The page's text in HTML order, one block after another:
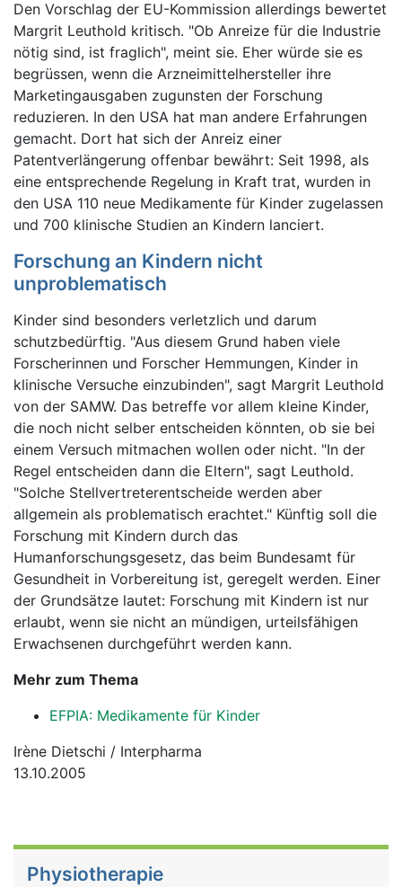
Den Vorschlag der EU-Kommission allerdings bewertet
Margrit Leuthold kritisch. "Ob Anreize für die Industrie
nötig sind, ist fraglich", meint sie. Eher würde sie es
begrüssen, wenn die Arzneimittelhersteller ihre
Marketingausgaben zugunsten der Forschung
reduzieren. In den USA hat man andere Erfahrungen
gemacht. Dort hat sich der Anreiz einer
Patentverlängerung offenbar bewährt: Seit 1998, als
eine entsprechende Regelung in Kraft trat, wurden in
den USA 110 neue Medikamente für Kinder zugelassen
und 700 klinische Studien an Kindern lanciert.
Forschung an Kindern nicht
unproblematisch
Kinder sind besonders verletzlich und darum
schutzbedürftig. "Aus diesem Grund haben viele
Forscherinnen und Forscher Hemmungen, Kinder in
klinische Versuche einzubinden", sagt Margrit Leuthold
von der SAMW. Das betreffe vor allem kleine Kinder,
die noch nicht selber entscheiden könnten, ob sie bei
einem Versuch mitmachen wollen oder nicht. "In der
Regel entscheiden dann die Eltern", sagt Leuthold.
"Solche Stellvertreterentscheide werden aber
allgemein als problematisch erachtet." Künftig soll die
Forschung mit Kindern durch das
Humanforschungsgesetz, das beim Bundesamt für
Gesundheit in Vorbereitung ist, geregelt werden. Einer
der Grundsätze lautet: Forschung mit Kindern ist nur
erlaubt, wenn sie nicht an mündigen, urteilsfähigen
Erwachsenen durchgeführt werden kann.
Mehr zum Thema
EFPIA: Medikamente für Kinder
Irène Dietschi / Interpharma
13.10.2005
Physiotherapie